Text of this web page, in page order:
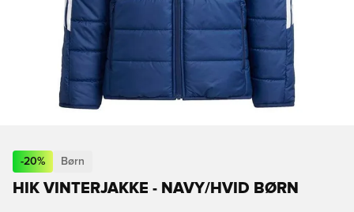
-20% Børn
HIK VINTERJAKKE - NAVY/HVID BØRN